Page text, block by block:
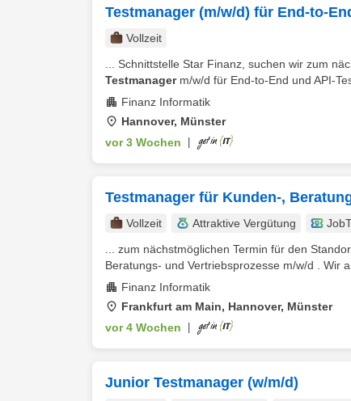
Testmanager (m/w/d) für End-to-
Vollzeit
... Schnittstelle Star Finanz, suchen wir zum
Testmanagerm/w/d für End-to-End und API-
Finanz Informatik
Hannover, Münster
vor 3 Wochen
Testmanager für Kunden-,
Vollzeit Attraktive Vergütung
... zum nächstmöglichen Termin für den
Beratungs- und Vertriebsprozesse m/w/d . Wir
Finanz Informatik
Frankfurt am Main, Hannover, Münster
vor 4 Wochen
Junior Testmanager (w/m/d)